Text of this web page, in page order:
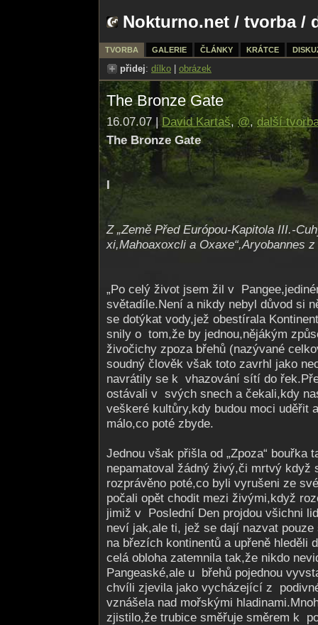
Nokturno.net / tvorba/
TVORBA GALERIE ČLÁNKY KRÁTCE
přidej: dílko obrázek
The Bronze Gate
16.07.07 | David Kartaš,@,další
The Bronze Gate
I
Z „Země Před Európou-Kapitola III.-
xi,Mahoaxoxcli a Oxaxe“,Aryobannes
„Po celý život jsem žil v
světadíle.Není a nikdy nebyl důvod si
se dotýkat vody,jež obestírala
snily o tom,že by jednou,nějákým
živočichy zpoza břehů (nazývané
soudný člověk však toto zavrhl jako
navrátily se k vhazování sítí do
ostávali v svých snech a čekali,kdy
veškeré kultůry,kdy budou moci uděřit
málo,co poté zbyde.
Jednou však přišla od „Zpoza“ bouřka
nepamatoval žádný živý,či mrtvý
rozprávěno poté,co byli vyrušeni ze
počali opět chodit mezi živými,když
jimiž v Poslední Den projdou všichni
neví jak,ale ti, jež se dají nazvat
na březích kontinentů a upřeně hleděli
celá obloha zatemnila tak,že nikdo
Pangeaské,ale u břehů pojednou
chvíli zjevila jako vycházející z
vznášela nad mořskými
zjistilo,že trubice směřuje směrem k